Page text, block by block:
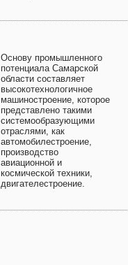
Основу промышленного
потенциала Самарской
области составляет
высокотехнологичное
машиностроение, которое
представлено такими
системообразующими
отраслями, как
автомобилестроение,
производство
авиационной и
космической техники,
двигателестроение.